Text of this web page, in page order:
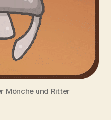
Mönche und Ritter